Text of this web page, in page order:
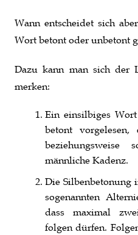
Wann entscheidet sich
Wort betont oder unbetont
Dazu kann man sich der
merken:
Ein einsilbiges
betont
männliche Kadenz.
Die Silbenbetonung
sogenannten
dass maximal
folgen dürfen.